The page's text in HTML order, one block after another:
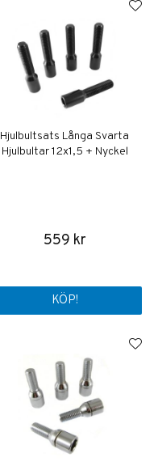
Hjulbultsats Långa Svarta
Hjulbultar 12x1,5 + Nyckel
559 kr
KÖP!